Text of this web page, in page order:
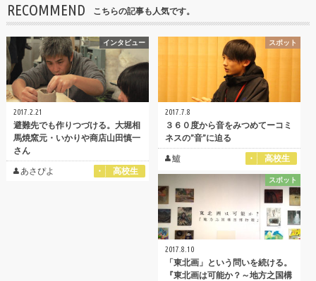
RECOMMEND こちらの記事も人気です。
インタビュー
2017.2.21
避難先でも作りつづける。大堀相
馬焼窯元・いかりや商店山田慎一
さん
あさぴよ
高校生
スポット
2017.7.8
３６０度から音をみつめてーコミ
ネスの”音”に迫る
鱸
高校生
スポット
2017.8.10
「東北画」という問いを続ける。
『東北画は可能か？～地方之国構